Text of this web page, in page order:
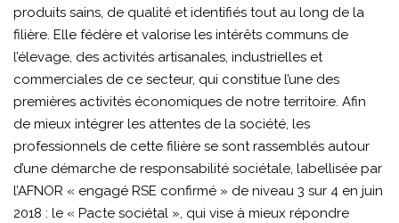
produits sains, de qualité et identifiés tout au long de la
filière. Elle fédère et valorise les intérêts communs de
l’élevage, des activités artisanales, industrielles et
commerciales de ce secteur, qui constitue l’une des
premières activités économiques de notre territoire. Afin
de mieux intégrer les attentes de la société, les
professionnels de cette filière se sont rassemblés autour
d’une démarche de responsabilité sociétale, labellisée par
l’AFNOR « engagé RSE confirmé » de niveau 3 sur 4 en juin
2018 : le « Pacte sociétal », qui vise à mieux répondre